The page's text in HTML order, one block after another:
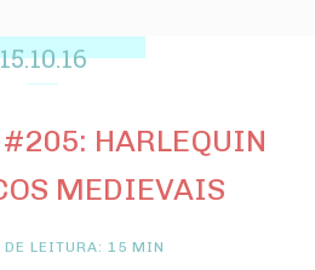
15.10.16
HARLEQUIN
MEDIEVAIS
LEITURA: 15 MIN